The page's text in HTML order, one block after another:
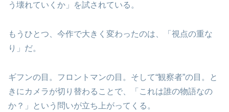
う壊れていくか」を試されている。
もうひとつ、今作で大きく変わったのは、「視点の重な
り」だ。
ギフンの目。フロントマンの目。そして“観察者”の目。と
きにカメラが切り替わることで、「これは誰の物語なの
か？」という問いが立ち上がってくる。